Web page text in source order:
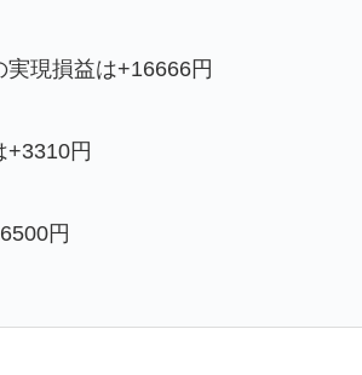
現損益は+16666円
+3310円
円